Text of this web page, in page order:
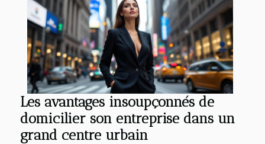
Les avantages insoupçonnés de
domicilier son entreprise dans un
grand centre urbain